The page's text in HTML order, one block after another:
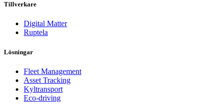
Tillverkare
Digital Matter
Ruptela
Lösningar
Fleet Management
Asset Tracking
Kyltransport
Eco-driving